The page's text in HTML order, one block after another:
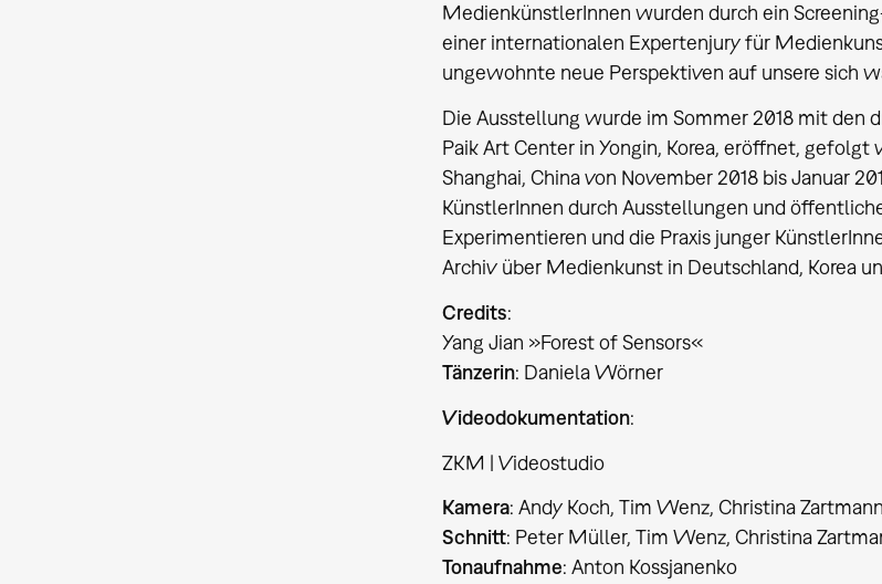
MedienkünstlerInnen wurden durch ein
einer internationalen Expertenjury für
ungewohnte neue Perspektiven auf unsere sich
Die Ausstellung wurde im Sommer 2018 mit den
Paik Art Center in Yongin, Korea, eröffnet,
Shanghai, China von November 2018 bis Januar
KünstlerInnen durch Ausstellungen und
Experimentieren und die Praxis junger
Archiv über Medienkunst in Deutschland, Korea
Credits:
Yang Jian »Forest of Sensors«
Tänzerin: Daniela Wörner
Videodokumentation:
ZKM | Videostudio
Kamera: Andy Koch, Tim Wenz, Christina Zartmann
Schnitt: Peter Müller, Tim Wenz, Christina
Tonaufnahme: Anton Kossjanenko